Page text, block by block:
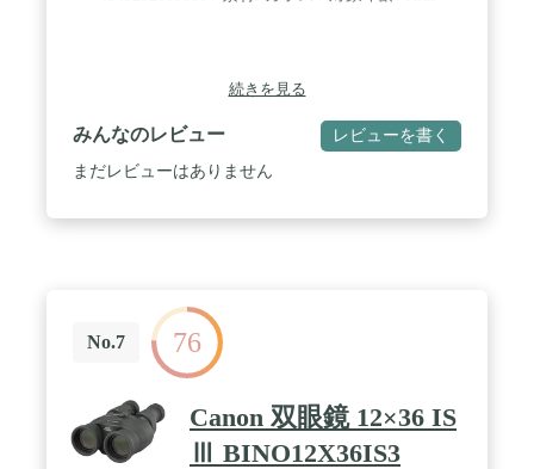
使用も考慮した260gの軽量設計です。Preime双眼鏡
は、お客様のコンサート体験を最大限に豊かにする
ために精緻に設計されています。 / 【眼鏡使用時の
対応】Preime双眼鏡は、眼鏡をかけたままでも使用
できます。ご注意いただきたいのは、商品がお客様
が入ってしまったり、ピント調節部分に不具合が見
られた場合には、商品交換、または返金をご対応さ
せていただきます。
続きを見る
みんなのレビュー レビューを書く
まだレビューはありません
No.7 76
Canon 双眼鏡 12×36 IS
Ⅲ BINO12X36IS3